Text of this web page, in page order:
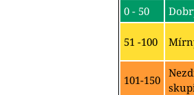
0 - 50
51 -100
101-150